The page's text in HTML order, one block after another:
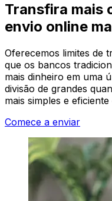
Transfira mais
envio online
Oferecemos limites de
que os bancos
mais dinheiro em uma
divisão de grandes
mais simples e
Comece a enviar